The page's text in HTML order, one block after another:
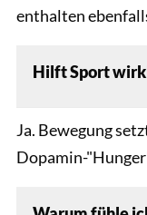
enthalten
Hilft Sport
Ja. Bewegung
Dopamin-